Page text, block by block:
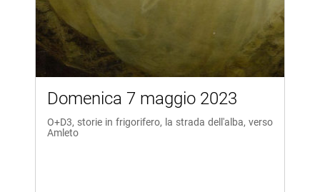
Domenica 7 maggio 2023
O+D3, storie in frigorifero, la strada dell'alba, verso
Amleto